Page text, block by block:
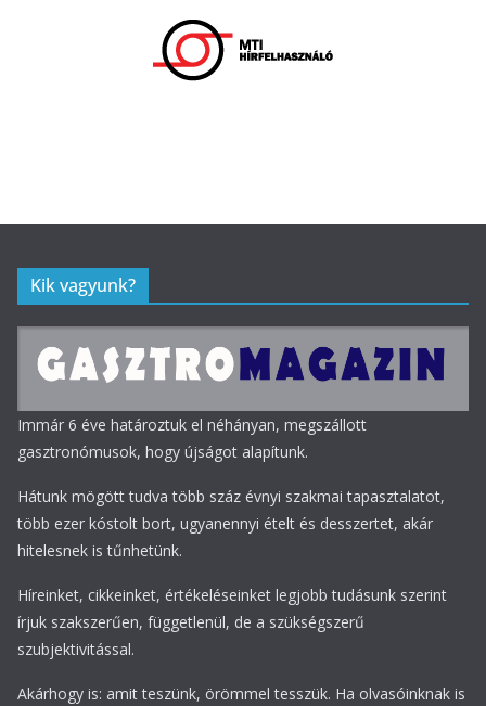
Kik vagyunk?
Immár 6 éve határoztuk el néhányan, megszállott
gasztronómusok, hogy újságot alapítunk.
Hátunk mögött tudva több száz évnyi szakmai tapasztalatot,
több ezer kóstolt bort, ugyanennyi ételt és desszertet, akár
hitelesnek is tűnhetünk.
Híreinket, cikkeinket, értékeléseinket legjobb tudásunk szerint
írjuk szakszerűen, függetlenül, de a szükségszerű
szubjektivitással.
Akárhogy is: amit teszünk, örömmel tesszük. Ha olvasóinknak is